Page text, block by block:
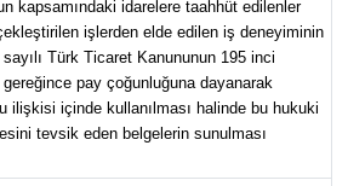
kapsamındaki idarelere taahhüt edilenler
işlerden elde edilen iş deneyiminin
Türk Ticaret Kanununun 195 inci
pay çoğunluğuna dayanarak
ilişkisi içinde kullanılması halinde bu hukuki
tevsik eden belgelerin sunulması